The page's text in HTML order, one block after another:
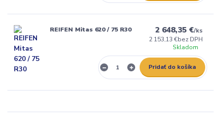
REIFEN Mitas 620 / 75 R30 2 648,35 €/ks
2 153,13 €bez DPH
Skladom
Pridať do košíka